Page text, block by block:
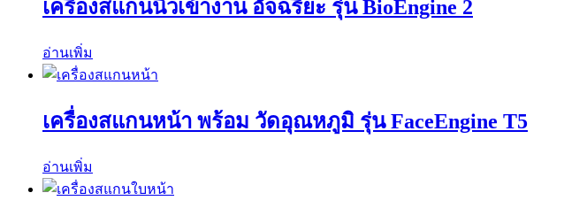
เครื่องสแกนนิ้วเข้างาน อัจฉริยะ รุ่น BioEngine 2
อ่านเพิ่ม
เครื่องสแกนหน้า พร้อม วัดอุณหภูมิ รุ่น FaceEngine T5
อ่านเพิ่ม